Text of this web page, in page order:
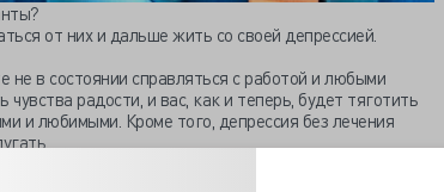
от них и дальше жить со своей депрессией.
в состоянии справляться с работой и любыми
радости, и вас, как и теперь, будет тяготить
и любимыми. Кроме того, депрессия без лечения
какие-нибудь лекарственные травы?
возможно, спать будете чуть лучше.